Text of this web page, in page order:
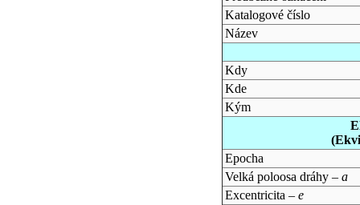
Katalogové číslo
Název
Kdy
Kde
Kým
Epocha
Velká poloosa dráhy – a
Excentricita – e